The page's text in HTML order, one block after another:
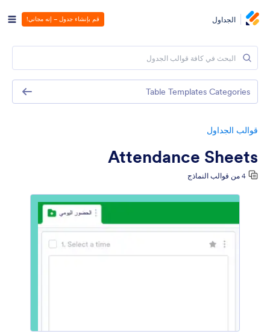
الجداول قم بإنشاء جدول – إنه مجاني!
قوالب الجداول
Attendance Sheets
4 من قوالب النماذج
Table Templates Categories